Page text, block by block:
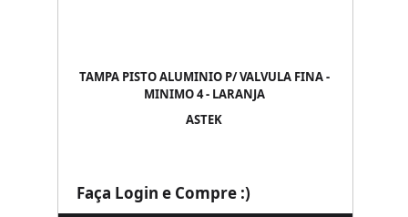
TAMPA PISTO ALUMINIO P/ VALVULA FINA -
MINIMO 4 - LARANJA
ASTEK
Faça Login e Compre :)